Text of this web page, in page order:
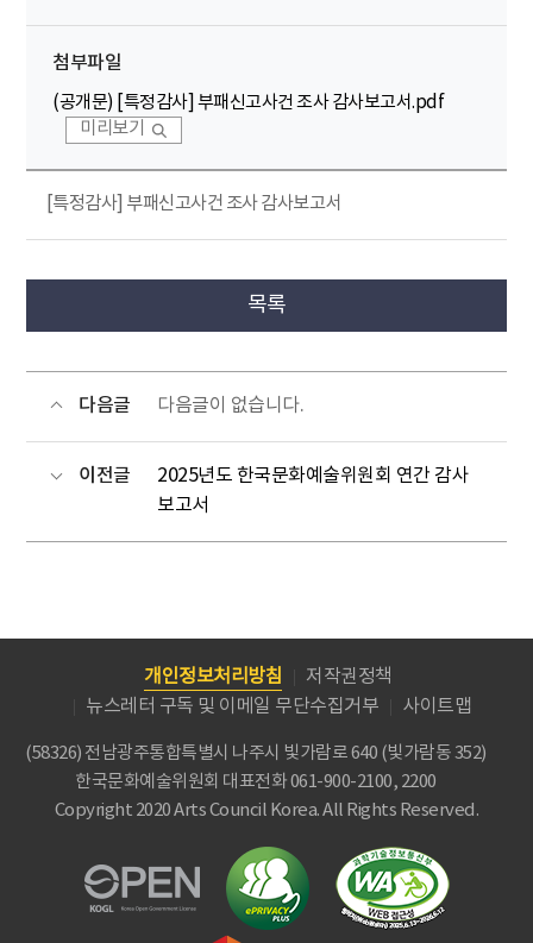
첨부파일
(공개문) [특정감사] 부패신고사건 조사 감사보고서.pdf
미리보기
[특정감사] 부패신고사건 조사 감사보고서
목록
다음글 다음글이 없습니다.
이전글
2025년도 한국문화예술위원회 연간 감사
보고서
개인정보처리방침
저작권정책
뉴스레터 구독 및 이메일 무단수집거부
사이트맵
(58326) 전남광주통합특별시 나주시 빛가람로 640 (빛가람동 352)
한국문화예술위원회 대표전화 061-900-2100, 2200
Copyright 2020 Arts Council Korea. All Rights Reserved.